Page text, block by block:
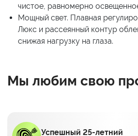
чистое, равномерно
Мощный свет. Плавная
Люкс и рассеянный контур
снижая нагрузку на глаза.
Мы любим свою
Успешный 25-летний